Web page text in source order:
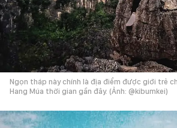
Ngọn tháp này chính là địa điểm được giới trẻ
Hang Múa thời gian gần đây. (Ảnh: @kibumkei)